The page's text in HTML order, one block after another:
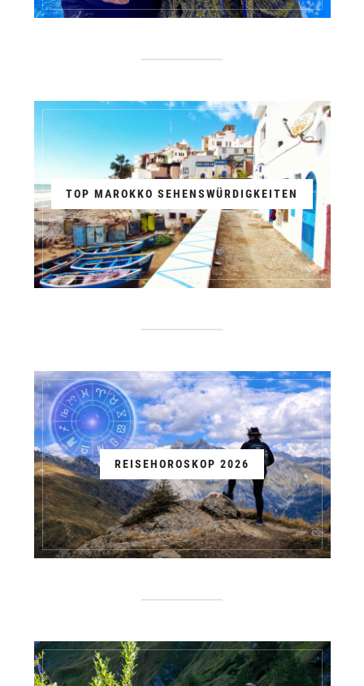
TOP MAROKKO SEHENSWÜRDIGKEITEN
REISEHOROSKOP 2026